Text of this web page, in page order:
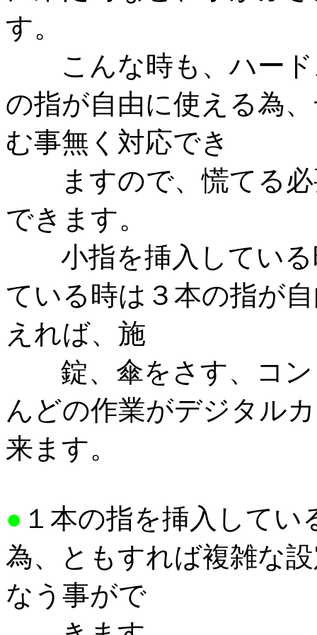
す。
こんな時も、ハード
の指が自由に使える為
む事無く対応でき
ますので、慌てる必
できます。
小指を挿入している
ている時は３本の指が
えれば、施
錠、傘をさす、コン
んどの作業がデジタル
来ます。
● １本の指を挿入して
為、ともすれば複雑な
なう事がで